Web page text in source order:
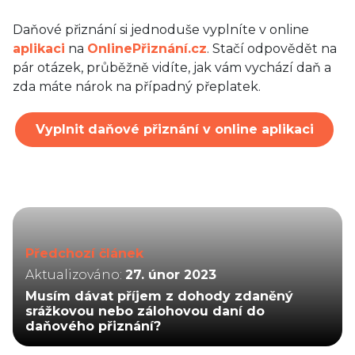
Daňové přiznání si jednoduše vyplníte v online
aplikaci na OnlinePřiznání.cz. Stačí odpovědět na
pár otázek, průběžně vidíte, jak vám vychází daň a
zda máte nárok na případný přeplatek.
Vyplnit daňové přiznání v online aplikaci
Předchozí článek
Aktualizováno: 27. únor 2023
Musím dávat příjem z dohody zdaněný
srážkovou nebo zálohovou daní do
daňového přiznání?